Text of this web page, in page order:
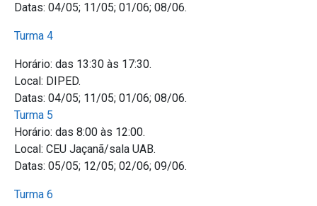
Datas: 04/05; 11/05; 01/06; 08/06.
Turma 4
Horário: das 13:30 às 17:30.
Local: DIPED.
Datas: 04/05; 11/05; 01/06; 08/06.
Turma 5
Horário: das 8:00 às 12:00.
Local: CEU Jaçanã/sala UAB.
Datas: 05/05; 12/05; 02/06; 09/06.
Turma 6